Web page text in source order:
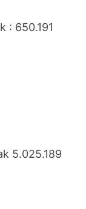
: 650.191
5.025.189